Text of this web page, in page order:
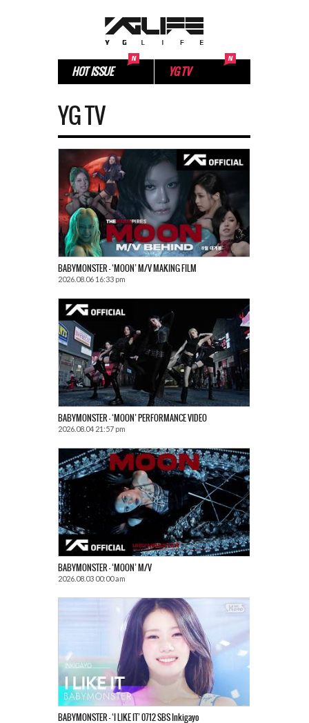
HOT ISSUE YG TV
YG TV
BABYMONSTER – ‘MOON’ M/V MAKING FILM
2026.08.06 16:33 pm
BABYMONSTER – ‘MOON’ PERFORMANCE VIDEO
2026.08.04 21:57 pm
BABYMONSTER – ‘MOON’ M/V
2026.08.03 00:00 am
BABYMONSTER – ‘I LIKE IT’ 0712 SBS Inkigayo